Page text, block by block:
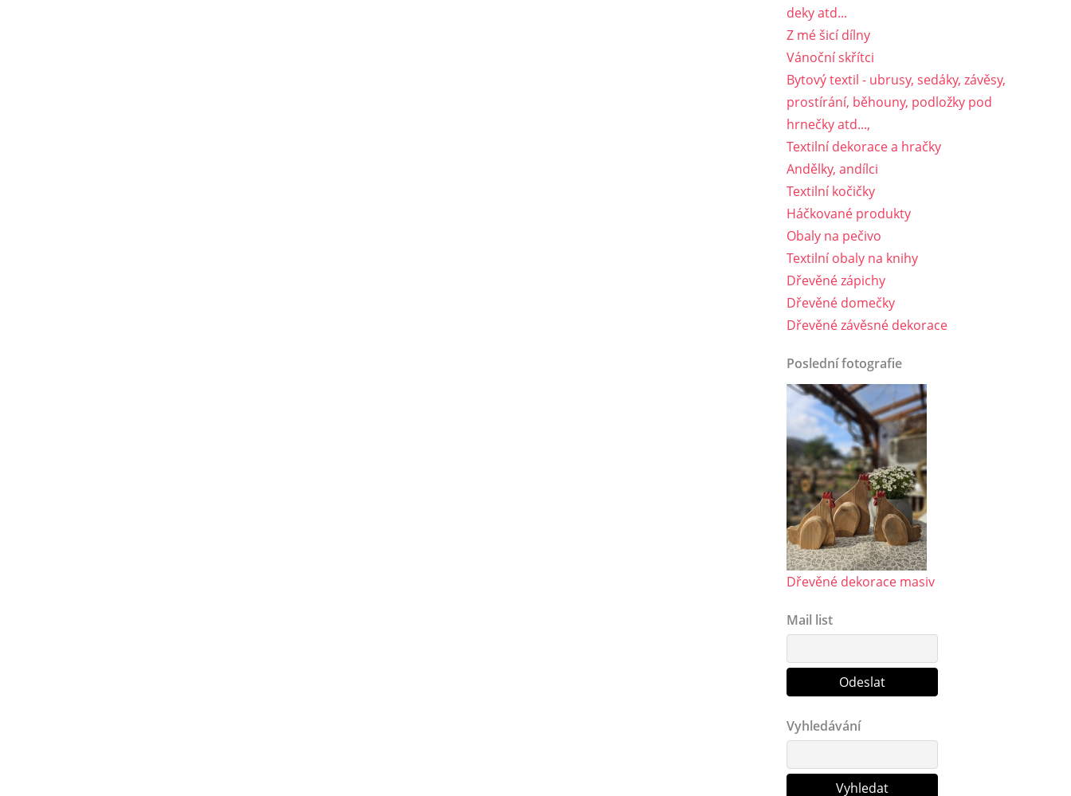
deky atd...
Z mé šicí dílny
Vánoční skřítci
Bytový textil - ubrusy, sedáky, závěsy,
prostírání, běhouny, podložky pod
hrnečky atd...,
Textilní dekorace a hračky
Andělky, andílci
Textilní kočičky
Háčkované produkty
Obaly na pečivo
Textilní obaly na knihy
Dřevěné zápichy
Dřevěné domečky
Dřevěné závěsné dekorace
Poslední fotografie
Dřevěné dekorace masiv
Mail list
Vyhledávání